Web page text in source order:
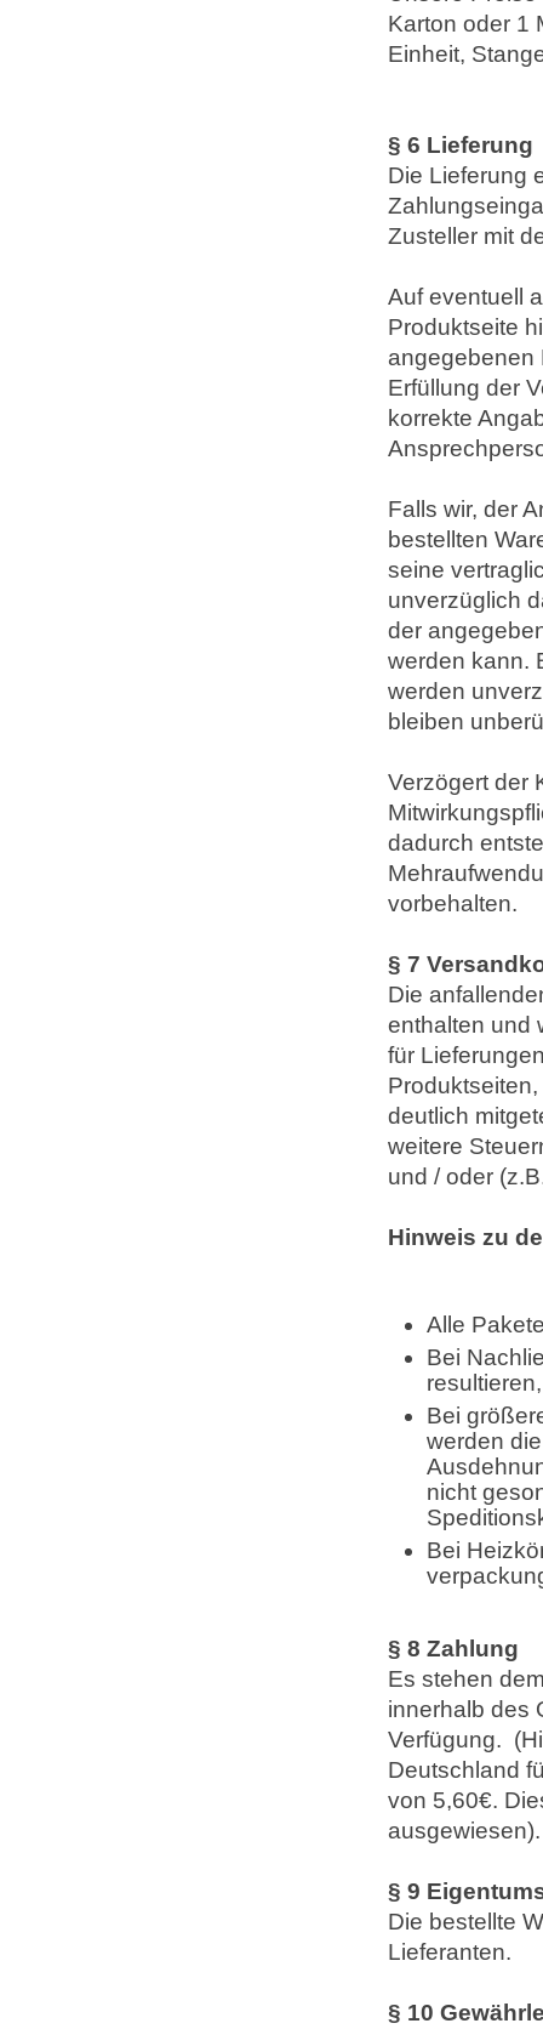
Karton oder 1
Einheit,
§ 6 Lieferung
Die Lieferung
Zusteller mit
Auf eventuell
Produktseite
angegebenen
Erfüllung der
korrekte
Falls wir, der
bestellten
seine
unverzüglich
der
werden kann.
werden
bleiben
Verzögert der
dadurch
vorbehalten.
§ 7
Die
enthalten und
für
deutlich
weitere
und / oder
Hinweis zu
Alle
Bei
Bei
werden
nicht
Bei
§ 8 Zahlung
Es stehen
innerhalb des
Verfügung.
Deutschland
von 5,60€.
ausgewiesen).
§ 9
Die bestellte
Lieferanten.
§ 10